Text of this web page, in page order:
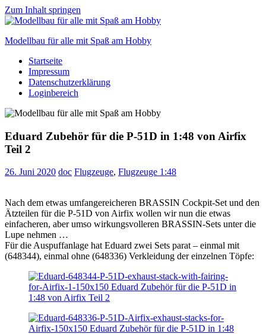
Zum Inhalt springen
Modellbau für alle mit Spaß am Hobby
Scale
modelling
to
Startseite
Impressum
Datenschutzerklärung
Loginbereich
Eduard Zubehör für die P-51D in 1:48 von Airfix
Teil 2
26. Juni 2020 doc Flugzeuge, Flugzeuge 1:48
Nach dem etwas umfangereicheren BRASSIN Cockpit-Set und den
Ätzteilen für die P-51D von Airfix wollen wir nun die etwas
einfacheren, aber umso wirkungsvolleren BRASSIN-Sets unter die
Lupe nehmen …
Für die Auspuffanlage hat Eduard zwei Sets parat – einmal mit
(648344), einmal ohne (648336) Verkleidung der einzelnen Töpfe: